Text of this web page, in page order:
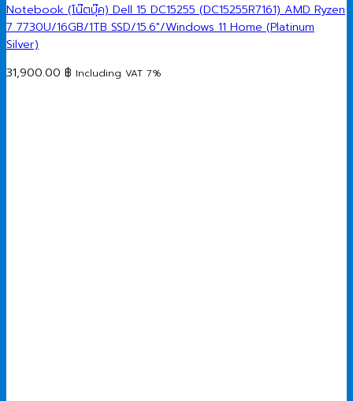
Notebook (โน๊ตบุ๊ค) Dell 15 DC15255 (DC15255R7161) AMD Ryzen
7 7730U/16GB/1TB SSD/15.6″/Windows 11 Home (Platinum
Silver)
31,900.00 ฿ Including VAT 7%